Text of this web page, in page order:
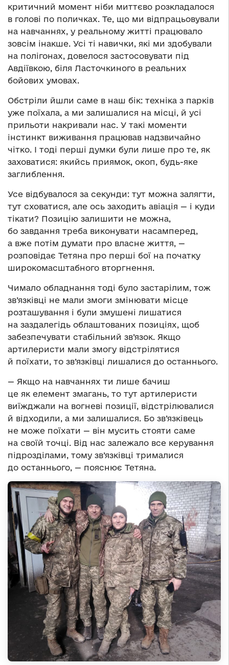
критичний момент ніби миттєво розкладалося
в голові по поличках. Те, що ми відпрацьовували
на навчаннях, у реальному житті працювало
зовсім інакше. Усі ті навички, які ми здобували
на полігонах, довелося застосовувати під
Авдіївкою, біля Ласточкиного в реальних
бойових умовах.
Обстріли йшли саме в наш бік: техніка з парків
уже поїхала, а ми залишалися на місці, й усі
прильоти накривали нас. У такі моменти
інстинкт виживання працював надзвичайно
чітко. І тоді перші думки були лише про те, як
заховатися: якийсь приямок, окоп, будь-яке
заглиблення.
Усе відбувалося за секунди: тут можна залягти,
тут сховатися, але ось заходить авіація — і куди
тікати? Позицію залишити не можна,
бо завдання треба виконувати насамперед,
а вже потім думати про власне життя, —
розповідає Тетяна про перші бої на початку
широкомасштабного вторгнення.
Чимало обладнання тоді було застарілим, тож
зв’язківці не мали змоги змінювати місце
розташування і були змушені лишатися
на заздалегідь облаштованих позиціях, щоб
забезпечувати стабільний зв’язок. Якщо
артилеристи мали змогу відстрілятися
й поїхати, то зв’язківці лишалися до останнього.
— Якщо на навчаннях ти лише бачиш
це як елемент змагань, то тут артилеристи
виїжджали на вогневі позиції, відстрілювалися
й відходили, а ми залишалися. Бо зв’язківець
не може поїхати — він мусить стояти саме
на своїй точці. Від нас залежало все керування
підрозділами, тому зв’язківці трималися
до останнього, — пояснює Тетяна.